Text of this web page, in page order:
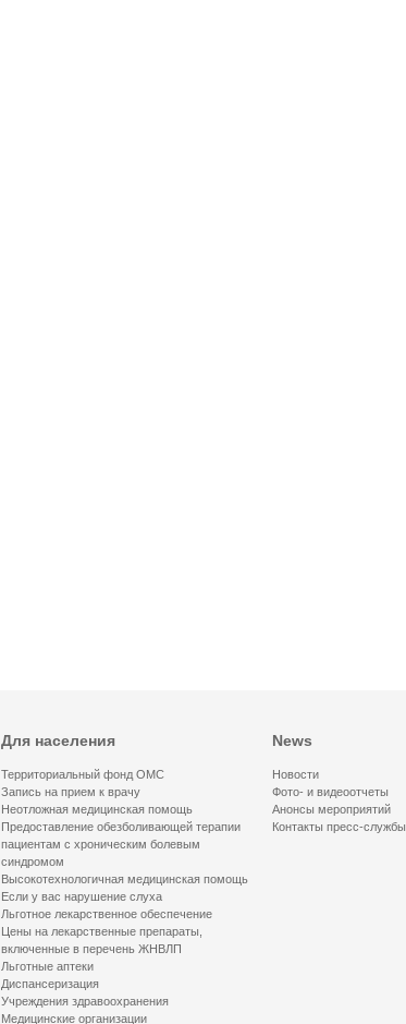
Для населения
Территориальный фонд ОМС
Запись на прием к врачу
Неотложная медицинская помощь
Предоставление обезболивающей терапии
пациентам с хроническим болевым
синдромом
Высокотехнологичная медицинская помощь
Если у вас нарушение слуха
Льготное лекарственное обеспечение
Цены на лекарственные препараты,
включенные в перечень ЖНВЛП
Льготные аптеки
Диспансеризация
Учреждения здравоохранения
Медицинские организации
News
Новости
Фото- и видеоотчеты
Анонсы мероприятий
Контакты пресс-службы